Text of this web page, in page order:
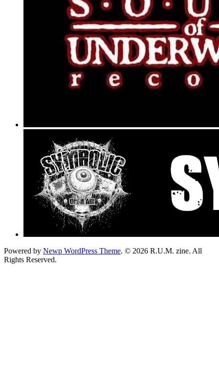
Powered by Newp WordPress Theme. © 2026 R.U.M. zine. All
Rights Reserved.